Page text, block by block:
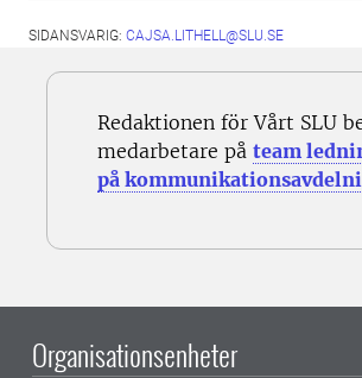
SIDANSVARIG: CAJSA.LITHELL@SLU.SE
Redaktionen för Vårt SLU
medarbetare på team
på
Organisationsenheter